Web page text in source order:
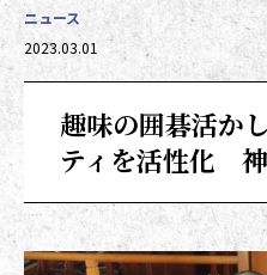
趣味の囲碁活か
ティを活性化
ニュース
2023.03.01